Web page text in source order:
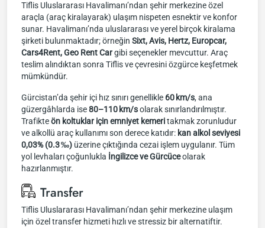
Tiflis Uluslararası Havalimanı’ndan şehir merkezine özel
araçla (araç kiralayarak) ulaşım nispeten esnektir ve konfor
sunar. Havalimanı’nda uluslararası ve yerel birçok kiralama
şirketi bulunmaktadır; örneğin Sixt, Avis, Hertz, Europcar,
Cars4Rent, Geo Rent Cargibi seçenekler mevcuttur. Araç
teslim alındıktan sonra Tiflis ve çevresini özgürce keşfetmek
mümkündür.
Gürcistan’da şehir içi hız sınırı genellikle 60 km/s, ana
güzergâhlarda ise80–110 km/solarak sınırlandırılmıştır.
Trafikteön koltuklar için emniyet kemeritakmak zorunludur
ve alkollü araç kullanımı son derece katıdır: kan alkol seviyesi
0,03% (0.3 ‰) üzerine çıktığında cezai işlem uygulanır. Tüm
yol levhaları çoğunlukla İngilizce ve Gürcüceolarak
hazırlanmıştır.
Transfer
Tiflis Uluslararası Havalimanı’ndan şehir merkezine ulaşım
için özel transfer hizmeti hızlı ve stressiz bir alternatiftir.